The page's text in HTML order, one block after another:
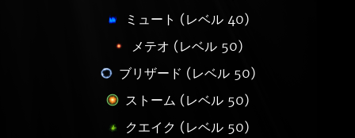
ミュート (レベル 40)
メテオ (レベル 50)
ブリザード (レベル 50)
ストーム (レベル 50)
クエイク (レベル 50)